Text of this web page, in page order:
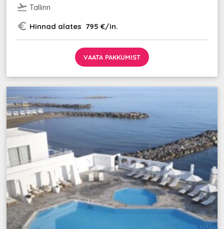
flight_takeoff Tallinn
euro_symbol Hinnad alates 795 €/in.
VAATA PAKKUMIST